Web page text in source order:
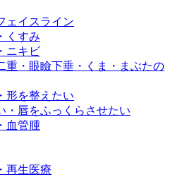
ェイスライン
くすみ
ニキビ
重・眼瞼下垂・くま・まぶたの
形を整えたい
・唇をふっくらさせたい
血管腫
再生医療